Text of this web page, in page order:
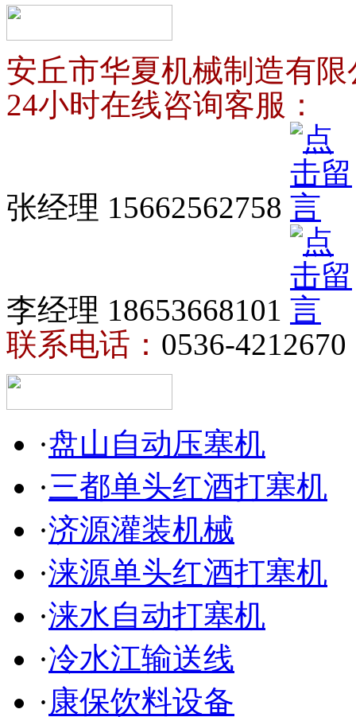
安丘市华夏机械制造有限
24小时在线咨询客服：
张经理 15662562758
李经理 18653668101
联系电话： 0536-4212670
·盘山自动压塞机
·三都单头红酒打塞机
·济源灌装机械
·涞源单头红酒打塞机
·涞水自动打塞机
·冷水江输送线
·康保饮料设备